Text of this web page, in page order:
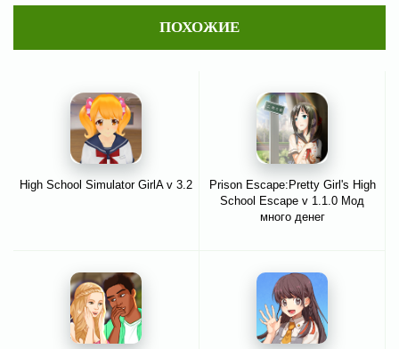
ПОХОЖИЕ
High School Simulator GirlA v 3.2
Prison Escape:Pretty Girl's High
School Escape v 1.1.0 Мод
много денег